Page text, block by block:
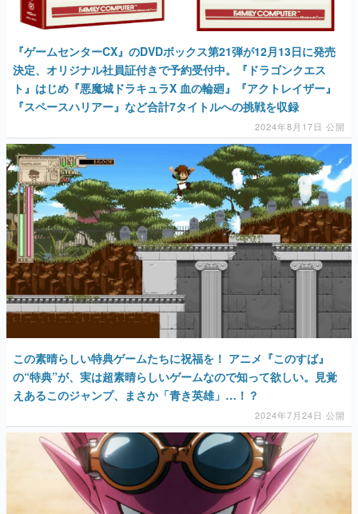
『ゲームセンターCX』のDVDボックス第21弾が12月13日に発売
決定、オリジナル社員証付きで予約受付中。『ドラゴンクエス
ト』はじめ『悪魔城ドラキュラX 血の輪廻』『アクトレイザー』
『スペースハリアー』など合計7タイトルへの挑戦を収録
2024年8月17日 公開
この素晴らしい特典ゲームたちに祝福を！ アニメ『このすば』
の“特典”が、実は超素晴らしいゲームなので知って欲しい。見覚
えあるこのジャンプ、まさか「青き英雄」…！？
2024年7月24日 公開